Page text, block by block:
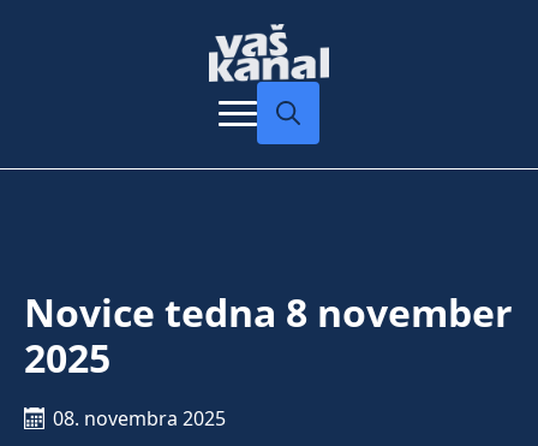
Novice tedna 8 november
2025
08. novembra 2025